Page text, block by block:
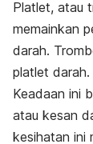
Definisi
Faktor
Platlet, atau
memainkan
darah.
platlet darah.
Keadaan ini
atau kesan
kesihatan ini